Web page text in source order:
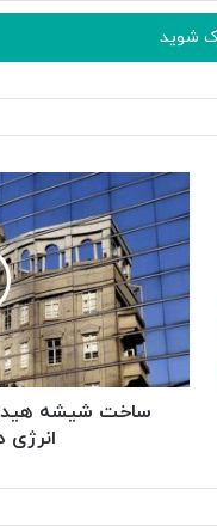
ساخت شیشه
انرژی